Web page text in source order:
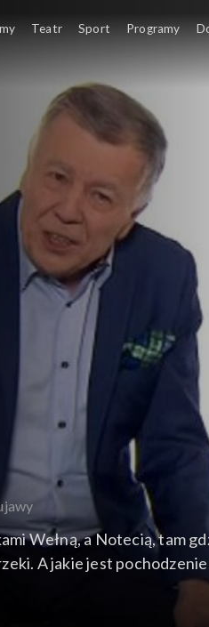
Wełną, a Notecią, tam
A jakie jest
Teatr Sport Programy